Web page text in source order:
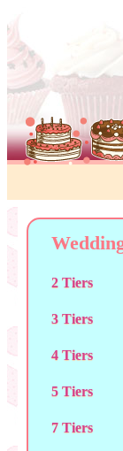
2 Tiers
3 Tiers
4 Tiers
5 Tiers
7 Tiers